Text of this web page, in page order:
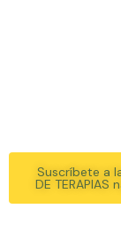
Suscríbete a
DE